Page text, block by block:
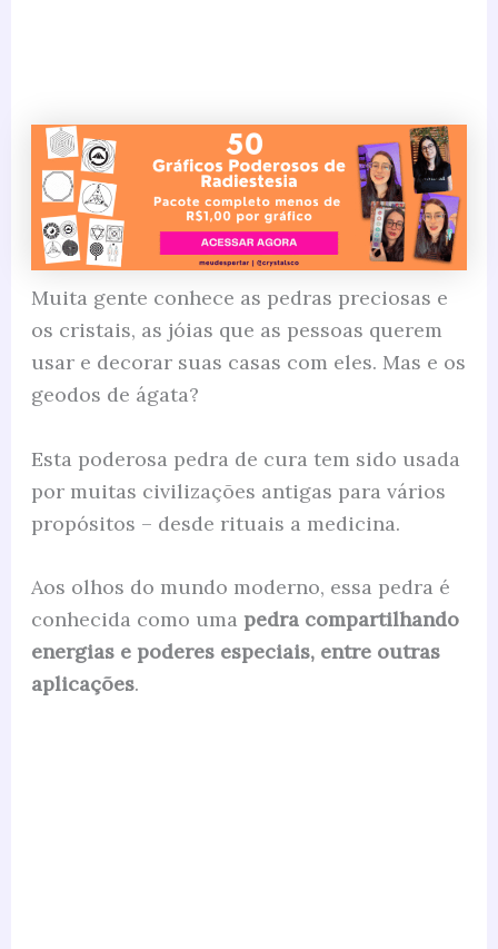
Muita gente conhece as pedras preciosas e
os cristais, as jóias que as pessoas querem
usar e decorar suas casas com eles. Mas e os
geodos de ágata?
Esta poderosa pedra de cura tem sido usada
por muitas civilizações antigas para vários
propósitos – desde rituais a medicina.
Aos olhos do mundo moderno, essa pedra é
conhecida como uma pedra compartilhando
energias e poderes especiais, entre outras
aplicações.